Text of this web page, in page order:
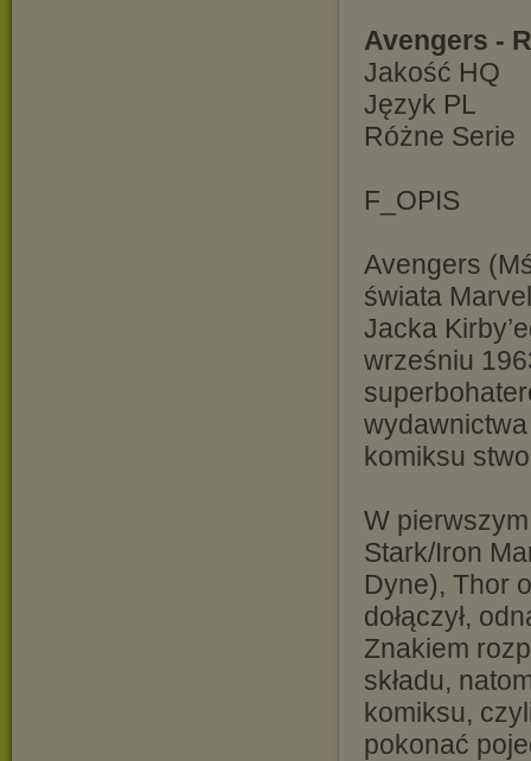
Avengers -
Jakość HQ
Język PL
Różne Serie
F_OPIS
Avengers
świata
Jacka
wrześniu
komiksu
W
Stark/Iron
Dyne), Thor
dołączył,
Znakiem
składu,
komiksu,
pokonać